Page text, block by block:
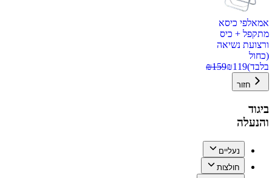
אמאלפי כיסא
מתקפל + כיס
ורצועת נשיאה
(כחול
בלבד)
₪119
₪159
חזור
ביגוד
והנעלה
נעליים
חולצות